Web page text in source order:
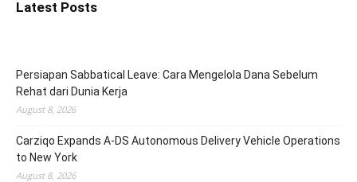
Latest Posts
Persiapan Sabbatical Leave: Cara Mengelola Dana Sebelum
Rehat dari Dunia Kerja
August 8, 2026
Carziqo Expands A-DS Autonomous Delivery Vehicle Operations
to New York
August 8, 2026